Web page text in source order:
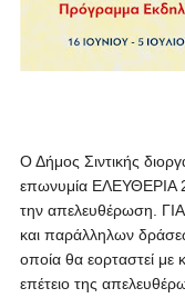
Ο Δήμος Σιντικής
επωνυμία ΕΛΕΥΘΕΡΙΑ
την απελευθέρωση.
και παράλληλων
οποία θα εορταστεί με
επέτειο της